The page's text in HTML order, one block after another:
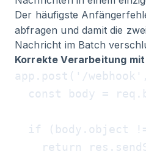
Der häufigste
abfragen und damit die
Nachricht im Batch
Korrekte Verarbeitung mit
app.post('/
const body =
if (body.object
return